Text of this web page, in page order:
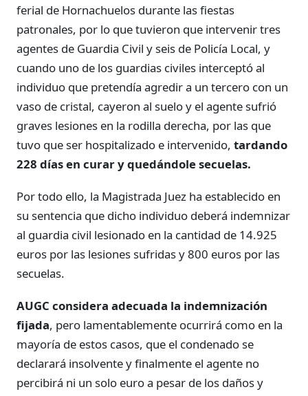
ferial de Hornachuelos durante las fiestas
patronales, por lo que tuvieron que intervenir tres
agentes de Guardia Civil y seis de Policía Local, y
cuando uno de los guardias civiles interceptó al
individuo que pretendía agredir a un tercero con un
vaso de cristal, cayeron al suelo y el agente sufrió
graves lesiones en la rodilla derecha, por las que
tuvo que ser hospitalizado e intervenido, tardando
228 días en curar y quedándole secuelas.
Por todo ello, la Magistrada Juez ha establecido en
su sentencia que dicho individuo deberá indemnizar
al guardia civil lesionado en la cantidad de 14.925
euros por las lesiones sufridas y 800 euros por las
secuelas.
AUGC considera adecuada la indemnización
fijada, pero lamentablemente ocurrirá como en la
mayoría de estos casos, que el condenado se
declarará insolvente y finalmente el agente no
percibirá ni un solo euro a pesar de los daños y